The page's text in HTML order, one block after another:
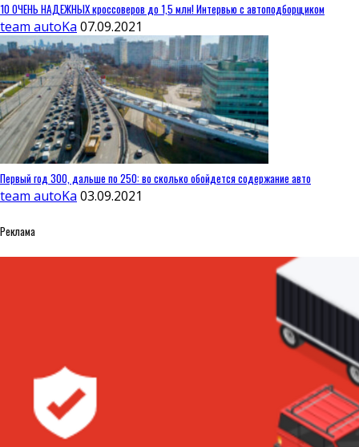
10 ОЧЕНЬ НАДЕЖНЫХ кроссоверов до 1,5 млн! Интервью с автоподборщиком
team autoKa 07.09.2021
Первый год 300, дальше по 250: во сколько обойдется содержание авто
team autoKa 03.09.2021
Реклама